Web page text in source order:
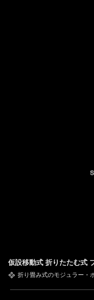
仮設移動式 折りたたむ式
折り畳み式のモジュラー・